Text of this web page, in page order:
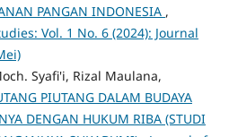
PANGAN INDONESIA ,
Vol. 1 No. 6 (2024): Journal
Syafi'i, Rizal Maulana,
PIUTANG DALAM BUDAYA
DENGAN HUKUM RIBA (STUDI